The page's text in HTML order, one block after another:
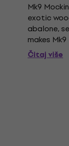
Mk9
exotic
abalone,
makes
functional
Čitaj više